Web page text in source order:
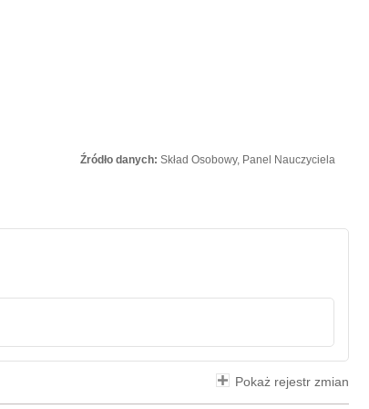
Źródło danych: Skład Osobowy, Panel Nauczyciela
Pokaż rejestr zmian